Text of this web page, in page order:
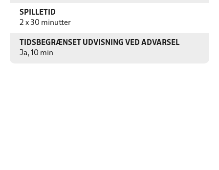
SPILLETID
2 x 30 minutter
TIDSBEGRÆNSET UDVISNING VED ADVARSEL
Ja, 10 min